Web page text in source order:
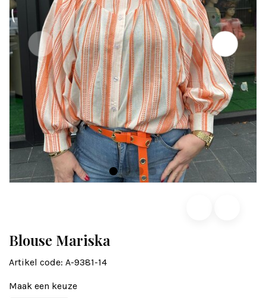
Blouse Mariska
Artikel code: A-9381-14
Maak een keuze